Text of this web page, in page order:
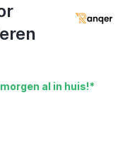
al in huis!*